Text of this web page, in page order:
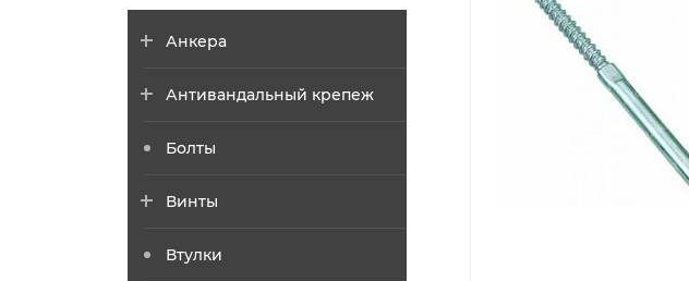
Анкера
Антивандальный крепеж
Болты
Винты
Втулки